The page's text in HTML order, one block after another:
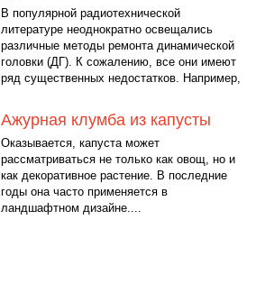
В популярной радиотехнической
литературе неоднократно освещались
различные методы ремонта динамической
головки (ДГ). К сожалению, все они имеют
ряд существенных недостатков. Например,
Ажурная клумба из капусты
Оказывается, капуста может
рассматриваться не только как овощ, но и
как декоративное растение. В последние
годы она часто применяется в
ландшафтном дизайне....